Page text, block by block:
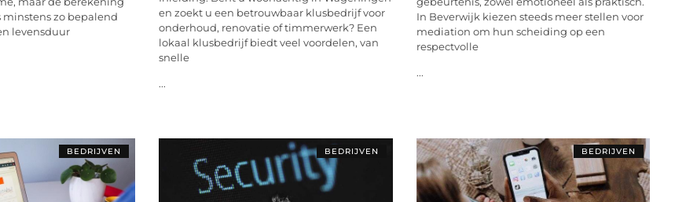
zo bepalend
levensduur
en zoekt u een betrouwbaar klusbedrijf voor
onderhoud, renovatie of timmerwerk? Een
lokaal klusbedrijf biedt veel voordelen, van
snelle
...
In Beverwijk kiezen steeds meer stellen voor
mediation om hun scheiding op een
respectvolle
...
BEDRIJVEN BEDRIJVEN BEDRIJVEN